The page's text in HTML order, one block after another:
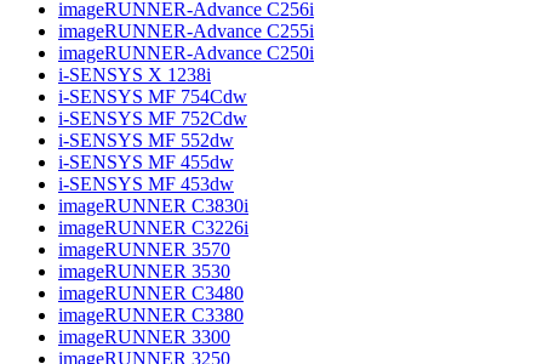
imageRUNNER-Advance C256i
imageRUNNER-Advance C255i
imageRUNNER-Advance C250i
i-SENSYS X 1238i
i-SENSYS MF 754Cdw
i-SENSYS MF 752Cdw
i-SENSYS MF 552dw
i-SENSYS MF 455dw
i-SENSYS MF 453dw
imageRUNNER C3830i
imageRUNNER C3226i
imageRUNNER 3570
imageRUNNER 3530
imageRUNNER C3480
imageRUNNER C3380
imageRUNNER 3300
imageRUNNER 3250